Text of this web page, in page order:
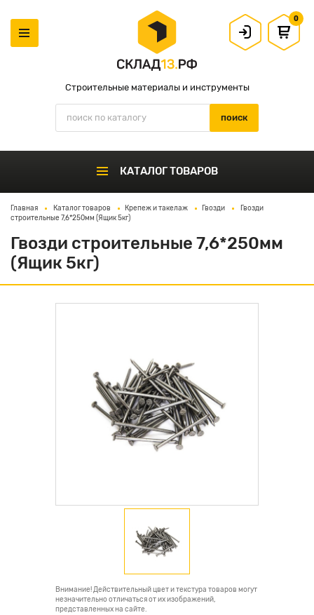
Строительные материалы и инструменты
0
КАТАЛОГ ТОВАРОВ
Главная Каталог товаров Крепеж и такелаж Гвозди
Гвозди
строительные 7,6*250мм (Ящик 5кг)
Гвозди строительные 7,6*250мм
(Ящик 5кг)
Внимание! Действительный цвет и текстура товаров могут
незначительно отличаться от их изображений,
представленных на сайте.